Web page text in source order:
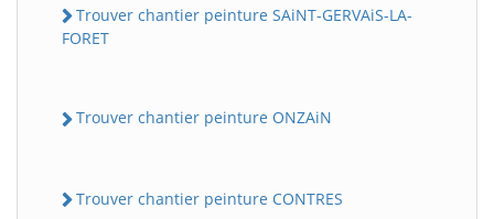
Trouver chantier peinture SAiNT-GERVAiS-LA-
FORET
Trouver chantier peinture ONZAiN
Trouver chantier peinture CONTRES